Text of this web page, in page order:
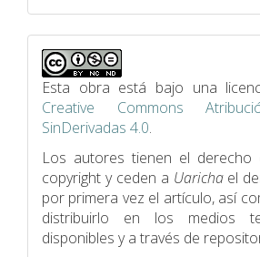
Esta obra está bajo una
Creative Commons
SinDerivadas 4.0.
Los autores tienen el derecho
copyright y ceden a Uaricha el
por primera vez el artículo, así
distribuirlo en los medios
disponibles y a través de